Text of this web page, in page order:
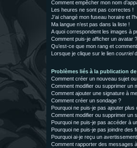
Comment empêcher mon nom
Les heures ne sont pas correctes !
J’ai changé mon fuseau horaire et
Ma langue n’est pas dans la liste !
A quoi correspondent les images à
Comment puis-je afficher un avatar ?
Qu’est-ce que mon rang et
Lorsque je clique sur le lien courriel
Problèmes liés à la publication
Comment créer un nouveau sujet
Comment modifier ou supprimer un
Comment ajouter une signature à
Comment créer un sondage ?
Pourquoi ne puis-je pas ajouter plus
Comment modifier ou supprimer un
Pourquoi ne puis-je pas accéder à
Pourquoi ne puis-je pas joindre des
Pourquoi ai-je reçu un
Comment rapporter des messages